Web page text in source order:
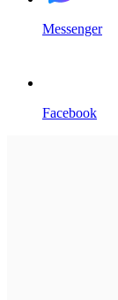
Messenger
Facebook